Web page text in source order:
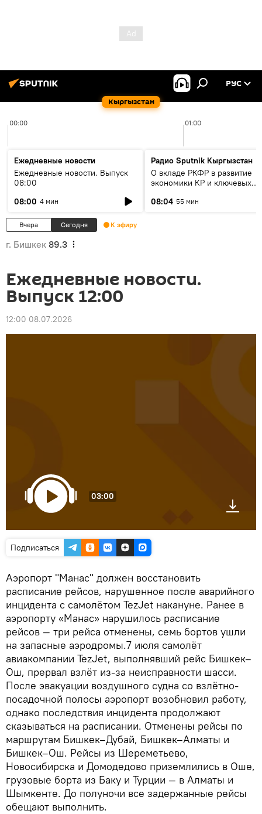
Кыргызстан
РУС
00:00 01:00
Ежедневные новости
Ежедневные новости. Выпуск
08:00
08:00 4 мин
Радио Sputnik Кыргызстан
О вкладе РКФР в развитие
экономики КР и ключевых
08:04 55 мин
Вчера Сегодня К эфиру
г. Бишкек 89.3
Ежедневные новости.
Выпуск 12:00
12:00 08.07.2026
03:00
Подписаться
Аэропорт "Манас" должен восстановить
расписание рейсов, нарушенное после аварийного
инцидента с самолётом TezJet накануне. Ранее в
аэропорту «Манас» нарушилось расписание
рейсов — три рейса отменены, семь бортов ушли
на запасные аэродромы.7 июля самолёт
авиакомпании TezJet, выполнявший рейс Бишкек–
Ош, прервал взлёт из-за неисправности шасси.
После эвакуации воздушного судна со взлётно-
посадочной полосы аэропорт возобновил работу,
однако последствия инцидента продолжают
сказываться на расписании. Отменены рейсы по
маршрутам Бишкек–Дубай, Бишкек–Алматы и
Бишкек–Ош. Рейсы из Шереметьево,
Новосибирска и Домодедово приземлились в Оше,
грузовые борта из Баку и Турции — в Алматы и
Шымкенте. До полуночи все задержанные рейсы
обещают выполнить.